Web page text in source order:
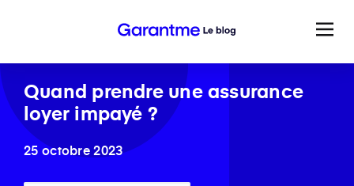
Quand prendre une assurance
loyer impayé ?
25 octobre 2023